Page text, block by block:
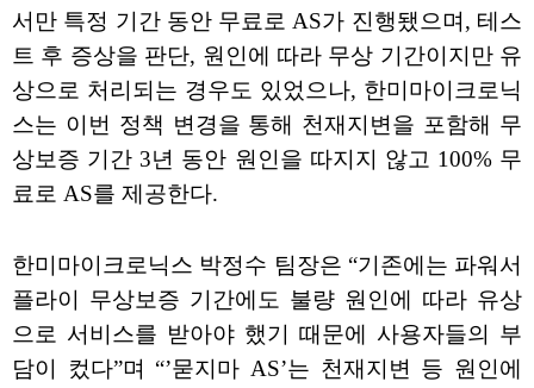
서만 특정 기간 동안 무료로 AS가 진행됐으며, 테스
트 후 증상을 판단, 원인에 따라 무상 기간이지만 유
상으로 처리되는 경우도 있었으나, 한미마이크로닉
스는 이번 정책 변경을 통해 천재지변을 포함해 무
상보증 기간 3년 동안 원인을 따지지 않고 100% 무
료로 AS를 제공한다.
한미마이크로닉스 박정수 팀장은 “기존에는 파워서
플라이 무상보증 기간에도 불량 원인에 따라 유상
으로 서비스를 받아야 했기 때문에 사용자들의 부
담이 컸다”며 “’묻지마 AS’는 천재지변 등 원인에